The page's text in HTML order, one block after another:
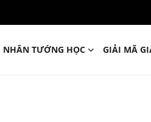
NHÂN TƯỚNG HỌC GIẢI MÃ